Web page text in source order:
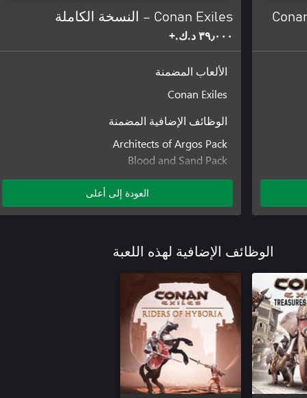
Conan Exiles – النسخة الكاملة
٣٩٫٠٠٠ د.ك.‏+
الألعاب المضمنة
Conan Exiles
الوظائف الإضافية المضمنة
Architects of Argos Pack
Blood and Sand Pack
Conan Exiles: Isle of Siptah
Debaucheries of Derketo Pack
Regional Specific DLC
حزمة People of the Dragon
حزمة Riders of Hyboria
Seekers of the Dawn Pack
The Imperial East Pack
The Riddle of Steel
The Savage Frontier Pack
Treasures of Turan Pack
العودة إلى أعلى
الوظائف الإضافية لهذه اللعبة